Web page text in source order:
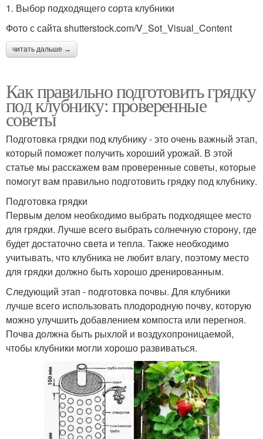
1. Выбор подходящего сорта клубники
Фото с сайта shutterstock.com/V_Sot_Visual_Content
читать дальше →
Как правильно подготовить грядку
под клубнику: проверенные
советы
Подготовка грядки под клубнику - это очень важный этап,
который поможет получить хороший урожай. В этой
статье мы расскажем вам проверенные советы, которые
помогут вам правильно подготовить грядку под клубнику.
Подготовка грядки
Первым делом необходимо выбрать подходящее место
для грядки. Лучше всего выбрать солнечную сторону, где
будет достаточно света и тепла. Также необходимо
учитывать, что клубника не любит влагу, поэтому место
для грядки должно быть хорошо дренированным.
Следующий этап - подготовка почвы. Для клубники
лучше всего использовать плодородную почву, которую
можно улучшить добавлением компоста или перегноя.
Почва должна быть рыхлой и воздухопроницаемой,
чтобы клубники могли хорошо развиваться.